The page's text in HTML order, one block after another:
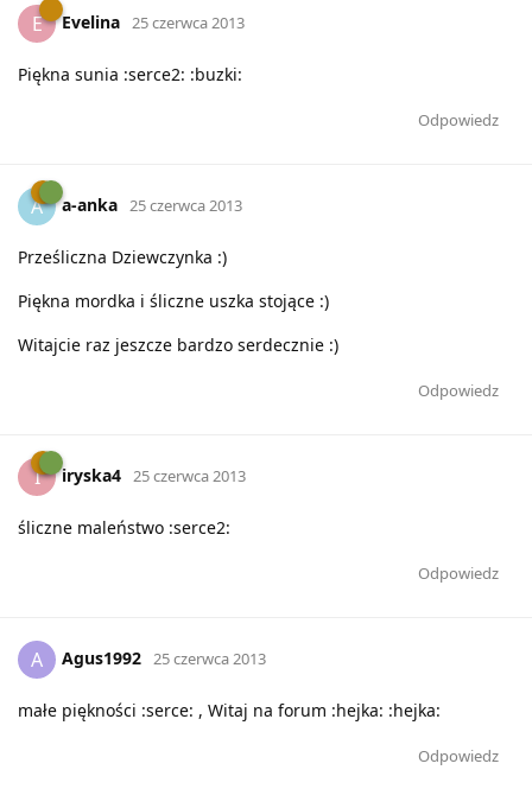
E Evelina 25 czerwca 2013
Piękna sunia :serce2: :buzki:
Odpowiedz
A a-anka 25 czerwca 2013
Prześliczna Dziewczynka :)
Piękna mordka i śliczne uszka stojące :)
Witajcie raz jeszcze bardzo serdecznie :)
Odpowiedz
I iryska4 25 czerwca 2013
śliczne maleństwo :serce2:
Odpowiedz
A Agus1992 25 czerwca 2013
małe piękności :serce: , Witaj na forum :hejka: :hejka:
Odpowiedz